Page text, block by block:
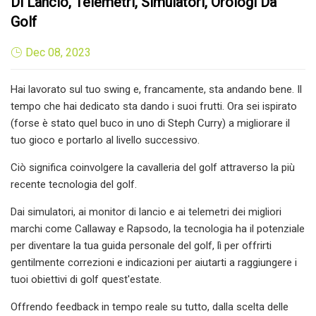
Golf
Dec 08, 2023
Hai lavorato sul tuo swing e, francamente, sta andando bene. Il
tempo che hai dedicato sta dando i suoi frutti. Ora sei ispirato
(forse è stato quel buco in uno di Steph Curry) a migliorare il
tuo gioco e portarlo al livello successivo.
Ciò significa coinvolgere la cavalleria del golf attraverso la più
recente tecnologia del golf.
Dai simulatori, ai monitor di lancio e ai telemetri dei migliori
marchi come Callaway e Rapsodo, la tecnologia ha il potenziale
per diventare la tua guida personale del golf, lì per offrirti
gentilmente correzioni e indicazioni per aiutarti a raggiungere i
tuoi obiettivi di golf quest'estate.
Offrendo feedback in tempo reale su tutto, dalla scelta delle